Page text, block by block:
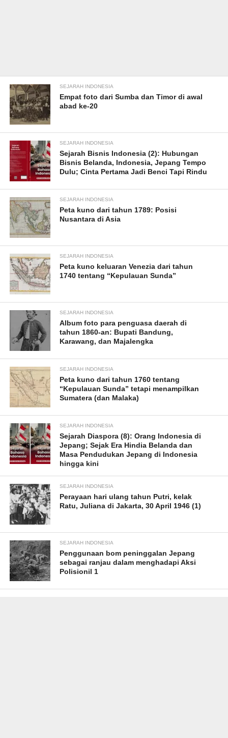
SEJARAH INDONESIA
Empat foto dari Sumba dan Timor di awal
abad ke-20
SEJARAH INDONESIA
Sejarah Bisnis Indonesia (2): Hubungan
Bisnis Belanda, Indonesia, Jepang Tempo
Dulu; Cinta Pertama Jadi Benci Tapi Rindu
SEJARAH INDONESIA
Peta kuno dari tahun 1789: Posisi
Nusantara di Asia
SEJARAH INDONESIA
Peta kuno keluaran Venezia dari tahun
1740 tentang “Kepulauan Sunda”
SEJARAH INDONESIA
Album foto para penguasa daerah di
tahun 1860-an: Bupati Bandung,
Karawang, dan Majalengka
SEJARAH INDONESIA
Peta kuno dari tahun 1760 tentang
“Kepulauan Sunda” tetapi menampilkan
Sumatera (dan Malaka)
SEJARAH INDONESIA
Sejarah Diaspora (8): Orang Indonesia di
Jepang; Sejak Era Hindia Belanda dan
Masa Pendudukan Jepang di Indonesia
hingga kini
SEJARAH INDONESIA
Perayaan hari ulang tahun Putri, kelak
Ratu, Juliana di Jakarta, 30 April 1946 (1)
SEJARAH INDONESIA
Penggunaan bom peninggalan Jepang
sebagai ranjau dalam menghadapi Aksi
Polisionil 1